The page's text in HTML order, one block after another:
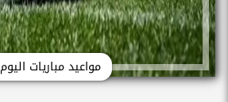
مواعيد مباريات اليوم